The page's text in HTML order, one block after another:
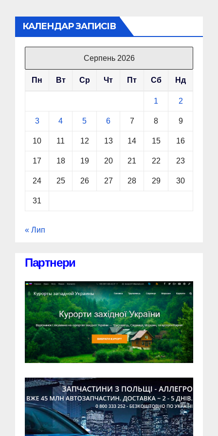
КАЛЕНДАР ЗАПИСІВ
Серпень 2026
Пн Вт Ср Чт Пт Сб Нд
1 2
3 4 5 6 7 8 9
10 11 12 13 14 15 16
17 18 19 20 21 22 23
24 25 26 27 28 29 30
31
« Лип
Партнери